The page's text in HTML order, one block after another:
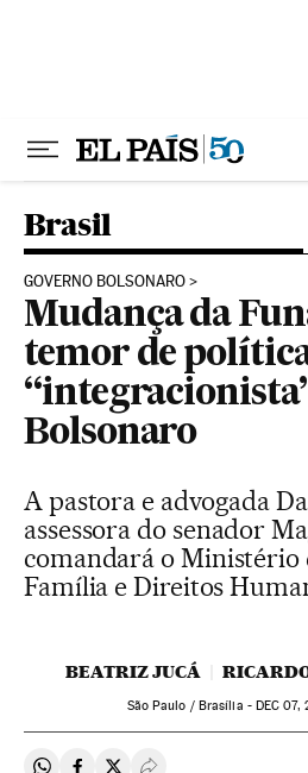
Brasil
GOVERNO BOLSONARO
Mudança da
temor de
Bolsonaro
A pastora e advogada
assessora do senador
comandará o Ministério
Família e Direitos
BEATRIZ JUCÁ
São Paulo / Brasília - DEC 07,